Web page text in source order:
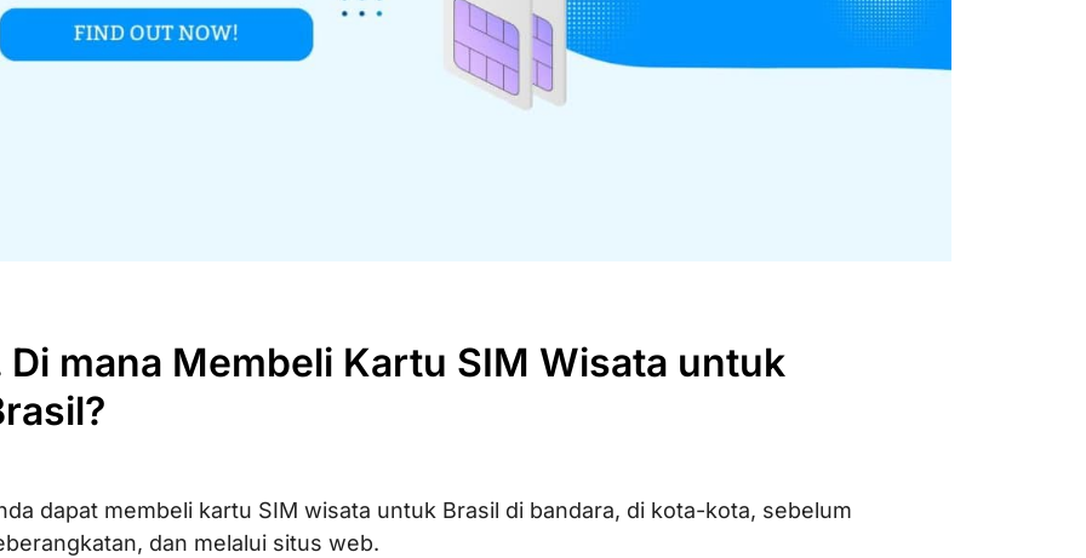
Di mana Membeli Kartu SIM Wisata untuk
dapat membeli kartu SIM wisata untuk Brasil di bandara, di kota-kota, sebelum
dan melalui situs web.